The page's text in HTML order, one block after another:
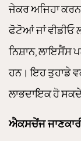
ਜੇਕਰ ਅਜਿਹਾ
ਫੋਟੋਆਂ ਜਾਂ ਵੀਡੀਓ
ਨਿਸ਼ਾਨ, ਲਾਇਸੈਂਸ
ਹਨ। ਇਹ ਤੁਹਾਡੇ
ਲਾਭਦਾਇਕ ਹੋ
ਐਕਸਚੇਂਜ